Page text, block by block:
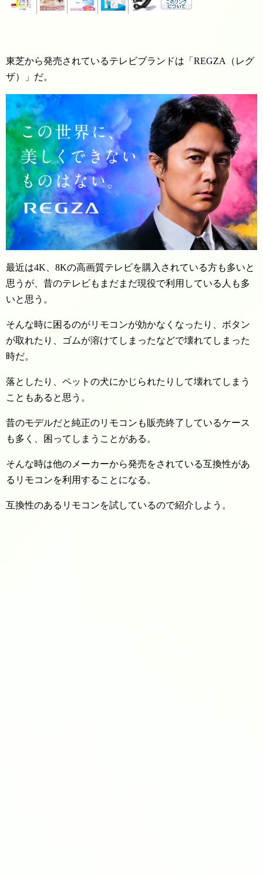
東芝から発売されているテレビブランドは「REGZA（レグ
ザ）」だ。
最近は4K、8Kの高画質テレビを購入されている方も多いと
思うが、昔のテレビもまだまだ現役で利用している人も多
いと思う。
そんな時に困るのがリモコンが効かなくなったり、ボタン
が取れたり、ゴムが溶けてしまったなどで壊れてしまった
時だ。
落としたり、ペットの犬にかじられたりして壊れてしまう
こともあると思う。
昔のモデルだと純正のリモコンも販売終了しているケース
も多く、困ってしまうことがある。
そんな時は他のメーカーから発売をされている互換性があ
るリモコンを利用することになる。
互換性のあるリモコンを試しているので紹介しよう。